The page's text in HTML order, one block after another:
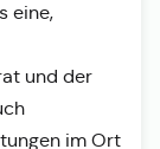
eine,
und der
im Ort